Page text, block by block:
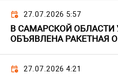
27.07.2026 5:57
В САМАРСКОЙ ОБЛАСТИ
ОБЪЯВЛЕНА РАКЕТНАЯ
27.07.2026 4:21